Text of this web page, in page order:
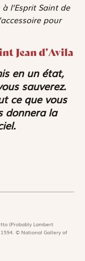
l’Esprit Saint de
pour
Jean d’Avila
en un état,
sauverez.
ce que vous
donnera la
(Probably Lambert
© National Gallery of